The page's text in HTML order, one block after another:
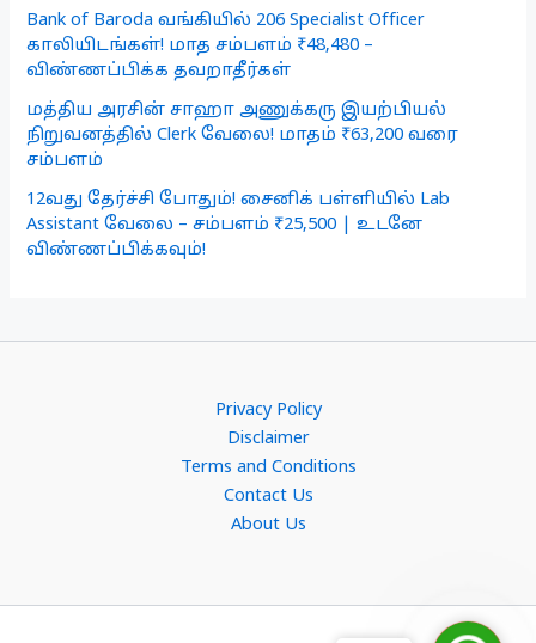
Bank of Baroda வங்கியில் 206 Specialist Officer
காலியிடங்கள்! மாத சம்பளம் ₹48,480 –
விண்ணப்பிக்க தவறாதீர்கள்
மத்திய அரசின் சாஹா அணுக்கரு இயற்பியல்
நிறுவனத்தில் Clerk வேலை! மாதம் ₹63,200 வரை
சம்பளம்
12வது தேர்ச்சி போதும்! சைனிக் பள்ளியில் Lab
Assistant வேலை – சம்பளம் ₹25,500 | உடனே
விண்ணப்பிக்கவும்!
Privacy Policy
Disclaimer
Terms and Conditions
Contact Us
About Us